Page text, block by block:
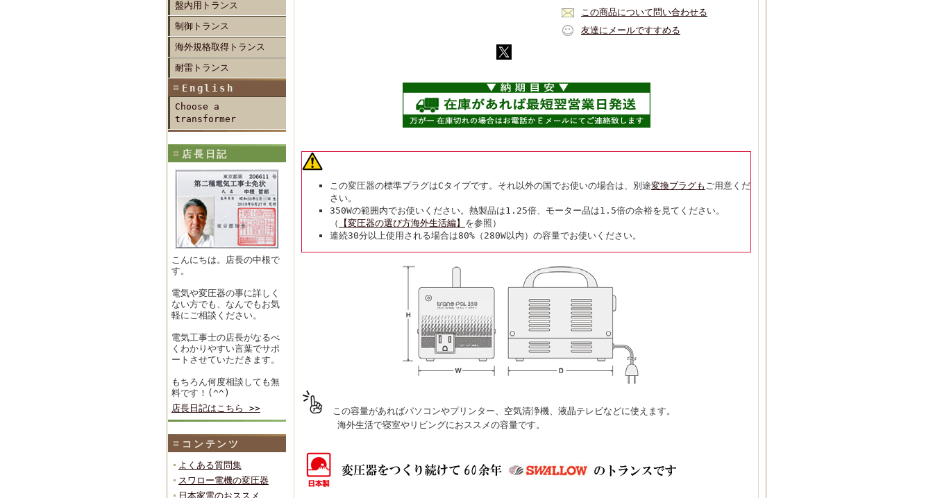
盤内用トランス
制御トランス
海外規格取得トランス
耐雷トランス
English
Choose a
transformer
店長日記
こんにちは。店長の中根で
す。
電気や変圧器の事に詳しく
ない方でも、なんでもお気
軽にご相談ください。
電気工事士の店長がなるべ
くわかりやすい言葉でサポ
ートさせていただきます。
もちろん何度相談しても無
料です！(^^)
店長日記はこちら >>
コンテンツ
よくある質問集
スワロー電機の変圧器
日本家電のおススメ
この商品について問い合わせる
友達にメールですすめる
この変圧器の標準プラグはCタイプです。それ以外の国でお使いの場合は、別途変換プラグも ご用意くだ
さい。
350Wの範囲内でお使いください。熱製品は1.25倍、モーター品は1.5倍の余裕を見てください。
（
【変圧器の選び方海外生活編】 を参照）
連続30分以上使用される場合は80%（280W以内）の容量でお使いください。
この容量があればパソコンやプリンター、空気清浄機、液晶テレビなどに使えます。
海外生活で寝室やリビングにおススメの容量です。